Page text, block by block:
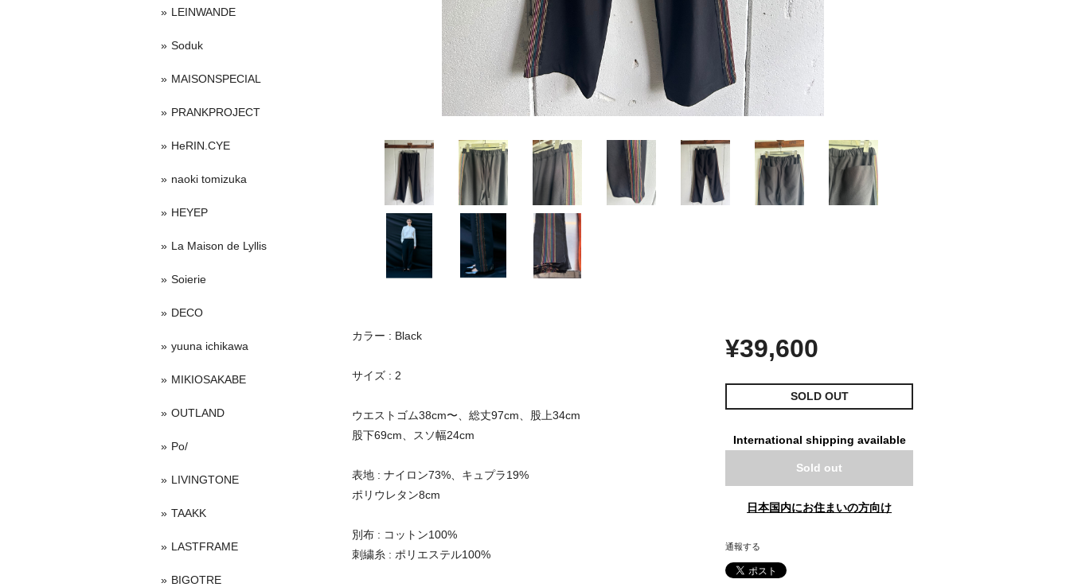
カラー : Black
サイズ : 2
ウエストゴム38cm〜、総丈97cm、股上34cm
股下69cm、スソ幅24cm
表地 : ナイロン73%、キュプラ19%
ポリウレタン8cm
別布 : コットン100%
刺繍糸 : ポリエステル100%
¥39,600
SOLD OUT
International shipping available
Sold out
日本国内にお住まいの方向け
通報する
LEINWANDE
Soduk
MAISONSPECIAL
PRANKPROJECT
HeRIN.CYE
naoki tomizuka
HEYEP
La Maison de Lyllis
Soierie
DECO
yuuna ichikawa
MIKIOSAKABE
OUTLAND
Po/
LIVINGTONE
TAAKK
LASTFRAME
BIGOTRE